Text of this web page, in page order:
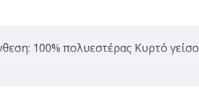
100% πολυεστέρας Κυρτό γείσο